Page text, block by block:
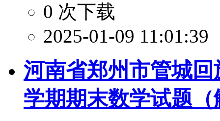
0 次下载
2025-01-09 11:01:39
河南省郑州市管城回
学期期末数学试题（